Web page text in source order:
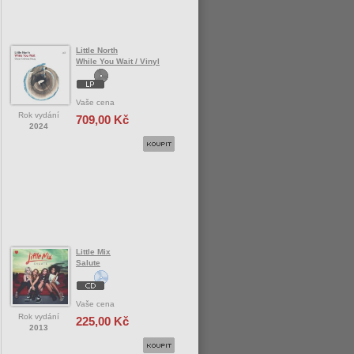
Rok vydání
2024
Little North
While You Wait / Vinyl
Vaše cena
709,00 Kč
Rok vydání
2013
Little Mix
Salute
Vaše cena
225,00 Kč